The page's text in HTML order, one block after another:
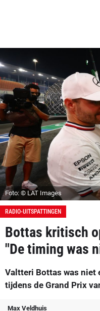
Foto: © LAT Images
RADIO-UITSPATTINGEN
Bottas kritisch
"De timing was
Valtteri Bottas was niet
tijdens de Grand Prix
Max Veldhuis